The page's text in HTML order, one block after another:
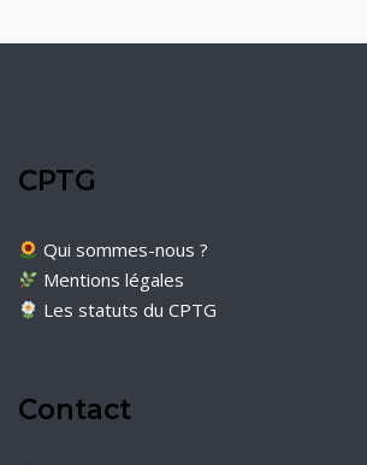
CPTG
Qui sommes-nous ?
Mentions légales
Les statuts du CPTG
Contact